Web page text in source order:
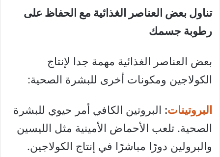
تناول بعض العناصر الغذائية مع الحفاظ على
رطوبة جسمك
بعض العناصر الغذائية مهمة جدا لإنتاج
الكولاجين ومكونات أخرى للبشرة الصحية:
البروتينات: البروتين الكافي أمر حيوي للبشرة
الصحية. تلعب الأحماض الأمينية مثل الليسين
والبرولين دورًا مباشرًا في إنتاج الكولاجين.